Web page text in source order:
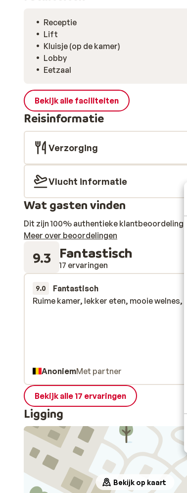
Receptie
Lift
Kluisje (op de kamer)
Lobby
Eetzaal
Bekijk alle faciliteiten
Reisinformatie
Verzorging
Vlucht informatie
Wat gasten vinden
Dit zijn 100% authentieke
Meer over beoordelingen
9.3 Fantastisch
17 ervaringen
9.0 Fantastisch
Ruime kamer, lekker eten, mooie welnes,
Ruime kamer, lekker eten, mooie welnes,
AnoniemMet partner
Bekijk alle 17 ervaringen
Ligging
Bekijk op kaart